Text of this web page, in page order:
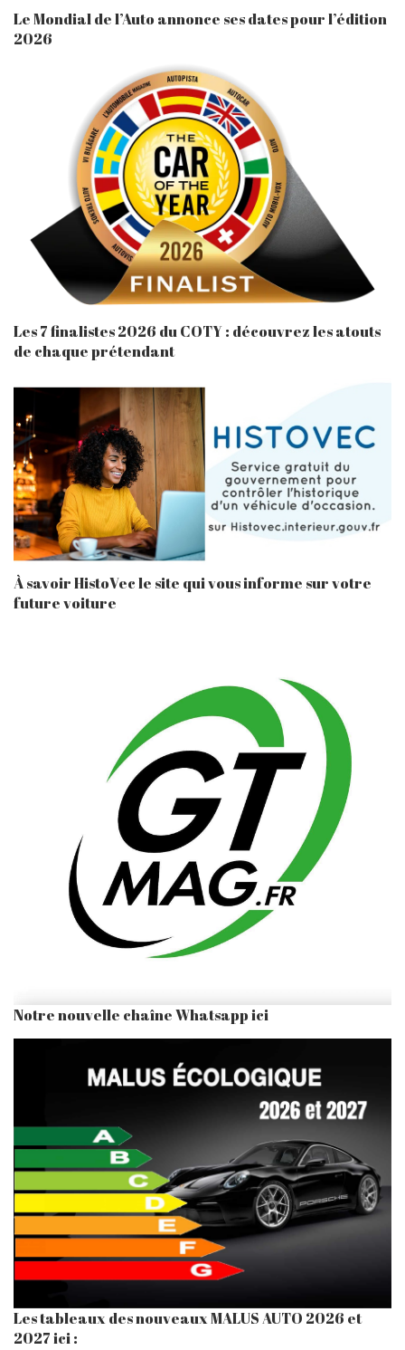
Le Mondial de l’Auto annonce ses dates pour l’édition
2026
Les 7 finalistes 2026 du COTY : découvrez les atouts
de chaque prétendant
À savoir HistoVec le site qui vous informe sur votre
future voiture
Notre nouvelle chaîne Whatsapp ici
Les tableaux des nouveaux MALUS AUTO 2026 et
2027 ici :